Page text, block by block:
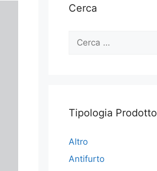
Cerca
Ricerca
Tipologia Prodotto
Altro
Antifurto